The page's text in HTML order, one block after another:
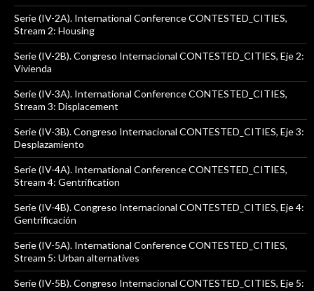
Serie (IV-2A). International Conference CONTESTED_CITIES,
Stream 2: Housing
Serie (IV-2B). Congreso Internacional CONTESTED_CITIES, Eje 2:
Vivienda
Serie (IV-3A). International Conference CONTESTED_CITIES,
Stream 3: Displacement
Serie (IV-3B). Congreso Internacional CONTESTED_CITIES, Eje 3:
Desplazamiento
Serie (IV-4A). International Conference CONTESTED_CITIES,
Stream 4: Gentrification
Serie (IV-4B). Congreso Internacional CONTESTED_CITIES, Eje 4:
Gentrificación
Serie (IV-5A). International Conference CONTESTED_CITIES,
Stream 5: Urban alternatives
Serie (IV-5B). Congreso Internacional CONTESTED_CITIES, Eje 5: